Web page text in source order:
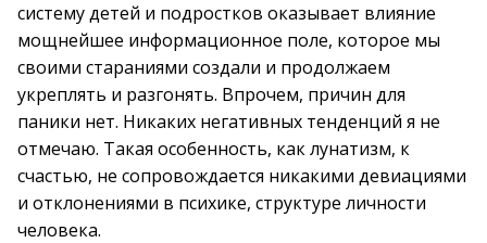
систему детей и подростков оказывает влияние
мощнейшее информационное поле, которое мы
своими стараниями создали и продолжаем
укреплять и разгонять. Впрочем, причин для
паники нет. Никаких негативных тенденций я не
отмечаю. Такая особенность, как лунатизм, к
счастью, не сопровождается никакими девиациями
и отклонениями в психике, структуре личности
человека.